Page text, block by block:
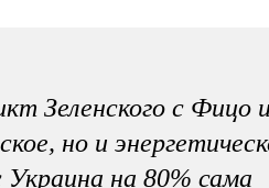
Зеленского с Фицо
но и
Украина на 80% сама